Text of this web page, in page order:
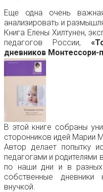
Еще одна очень
анализировать и
Книга Елены Хилтунен,
педагогов России,
дневников Монтессори-
В этой книге собраны
сторонников идей Марии
Автор делает попытку
педагогами и
по наши дни и в
собственные дневники
внучкой.